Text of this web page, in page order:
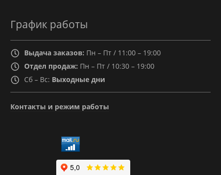
График работы
Выдача заказов: Пн – Пт / 11:00 – 19:00
Отдел продаж: Пн – Пт / 10:30 – 19:00
Сб – Вс: Выходные дни
Контакты и режим работы